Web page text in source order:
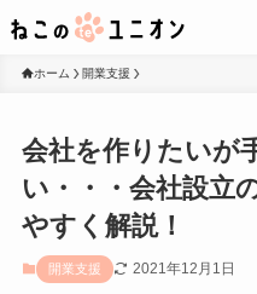
ホーム 開業支援
会社を作りたいが
い・・・会社設立
やすく解説！
開業支援 2021年12月1日